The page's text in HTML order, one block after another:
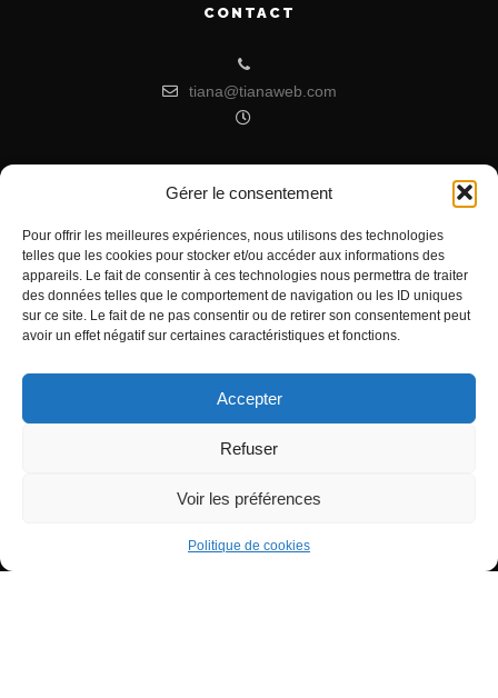
Gérer le consentement
Pour offrir les meilleures expériences, nous utilisons des technologies
telles que les cookies pour stocker et/ou accéder aux informations des
appareils. Le fait de consentir à ces technologies nous permettra de traiter
des données telles que le comportement de navigation ou les ID uniques
sur ce site. Le fait de ne pas consentir ou de retirer son consentement peut
avoir un effet négatif sur certaines caractéristiques et fonctions.
Accepter
Refuser
Voir les préférences
Politique de cookies
CONTACT
tiana@tianaweb.com
Signification de l’Heure Miroir 07h07
Heure miroir : 11h11 signification
Signification de l’Heure Miroir 11h55
Tous droits réservés - Copyright 2022 Tiana à ton service
Politique de confidentialité